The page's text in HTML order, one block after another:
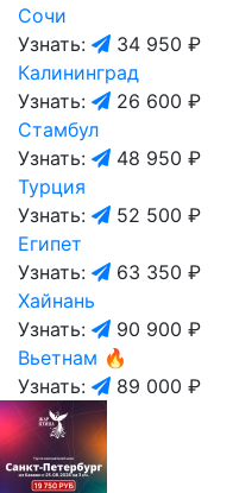
Сочи
Узнать:
34 950 ₽
Калининград
Узнать:
26 600 ₽
Стамбул
Узнать:
48 950 ₽
Турция
Узнать:
52 500 ₽
Египет
Узнать:
63 350 ₽
Хайнань
Узнать:
90 900 ₽
Вьетнам 🔥
Узнать:
89 000 ₽